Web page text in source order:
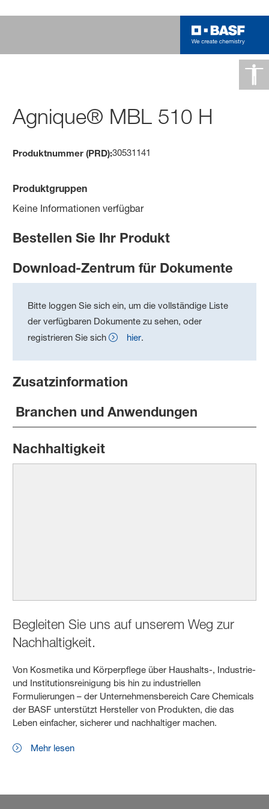
Agnique® MBL 510 H
Produktnummer (PRD):30531141
Produktgruppen
Keine Informationen verfügbar
Bestellen Sie Ihr Produkt
Download-Zentrum für Dokumente
Bitte loggen Sie sich ein, um die vollständige Liste
der verfügbaren Dokumente zu sehen, oder
registrieren Sie sich
hier.
Zusatzinformation
Branchen und Anwendungen
Nachhaltigkeit
Begleiten Sie uns auf unserem Weg zur
Nachhaltigkeit.
Von Kosmetika und Körperpflege über Haushalts-, Industrie-
und Institutionsreinigung bis hin zu industriellen
Formulierungen – der Unternehmensbereich Care Chemicals
der BASF unterstützt Hersteller von Produkten, die das
Leben einfacher, sicherer und nachhaltiger machen.
Mehr lesen